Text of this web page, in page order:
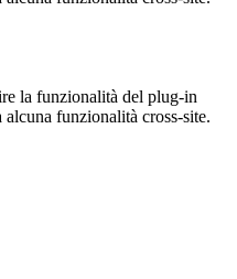
la funzionalità del plug-in
funzionalità cross-site.